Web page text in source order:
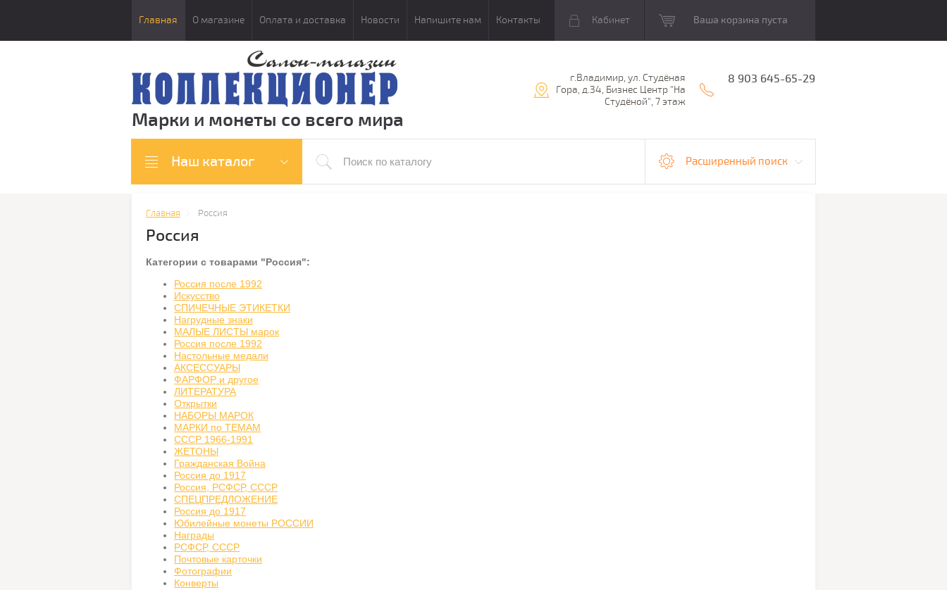
Главная О магазине Оплата и доставка Новости Напишите нам Контакты Кабинет Ваша корзина пуста
Марки и монеты со всего мира
г.Владимир, ул. Студёная
Гора, д.34, Бизнес Центр "На
Студёной", 7 этаж
8 903 645-65-29
Наш каталог Расширенный поиск
Главная Россия
Россия
Категории с товарами "Россия":
Россия после 1992
Искусство
СПИЧЕЧНЫЕ ЭТИКЕТКИ
Нагрудные знаки
МАЛЫЕ ЛИСТЫ марок
Россия после 1992
Настольные медали
АКСЕССУАРЫ
ФАРФОР и другое
ЛИТЕРАТУРА
Открытки
НАБОРЫ МАРОК
МАРКИ по ТЕМАМ
СССР 1966-1991
ЖЕТОНЫ
Гражданская Война
Россия до 1917
Россия, РСФСР, СССР
СПЕЦПРЕДЛОЖЕНИЕ
Россия до 1917
Юбилейные монеты РОССИИ
Награды
РСФСР, СССР
Почтовые карточки
Фотографии
Конверты